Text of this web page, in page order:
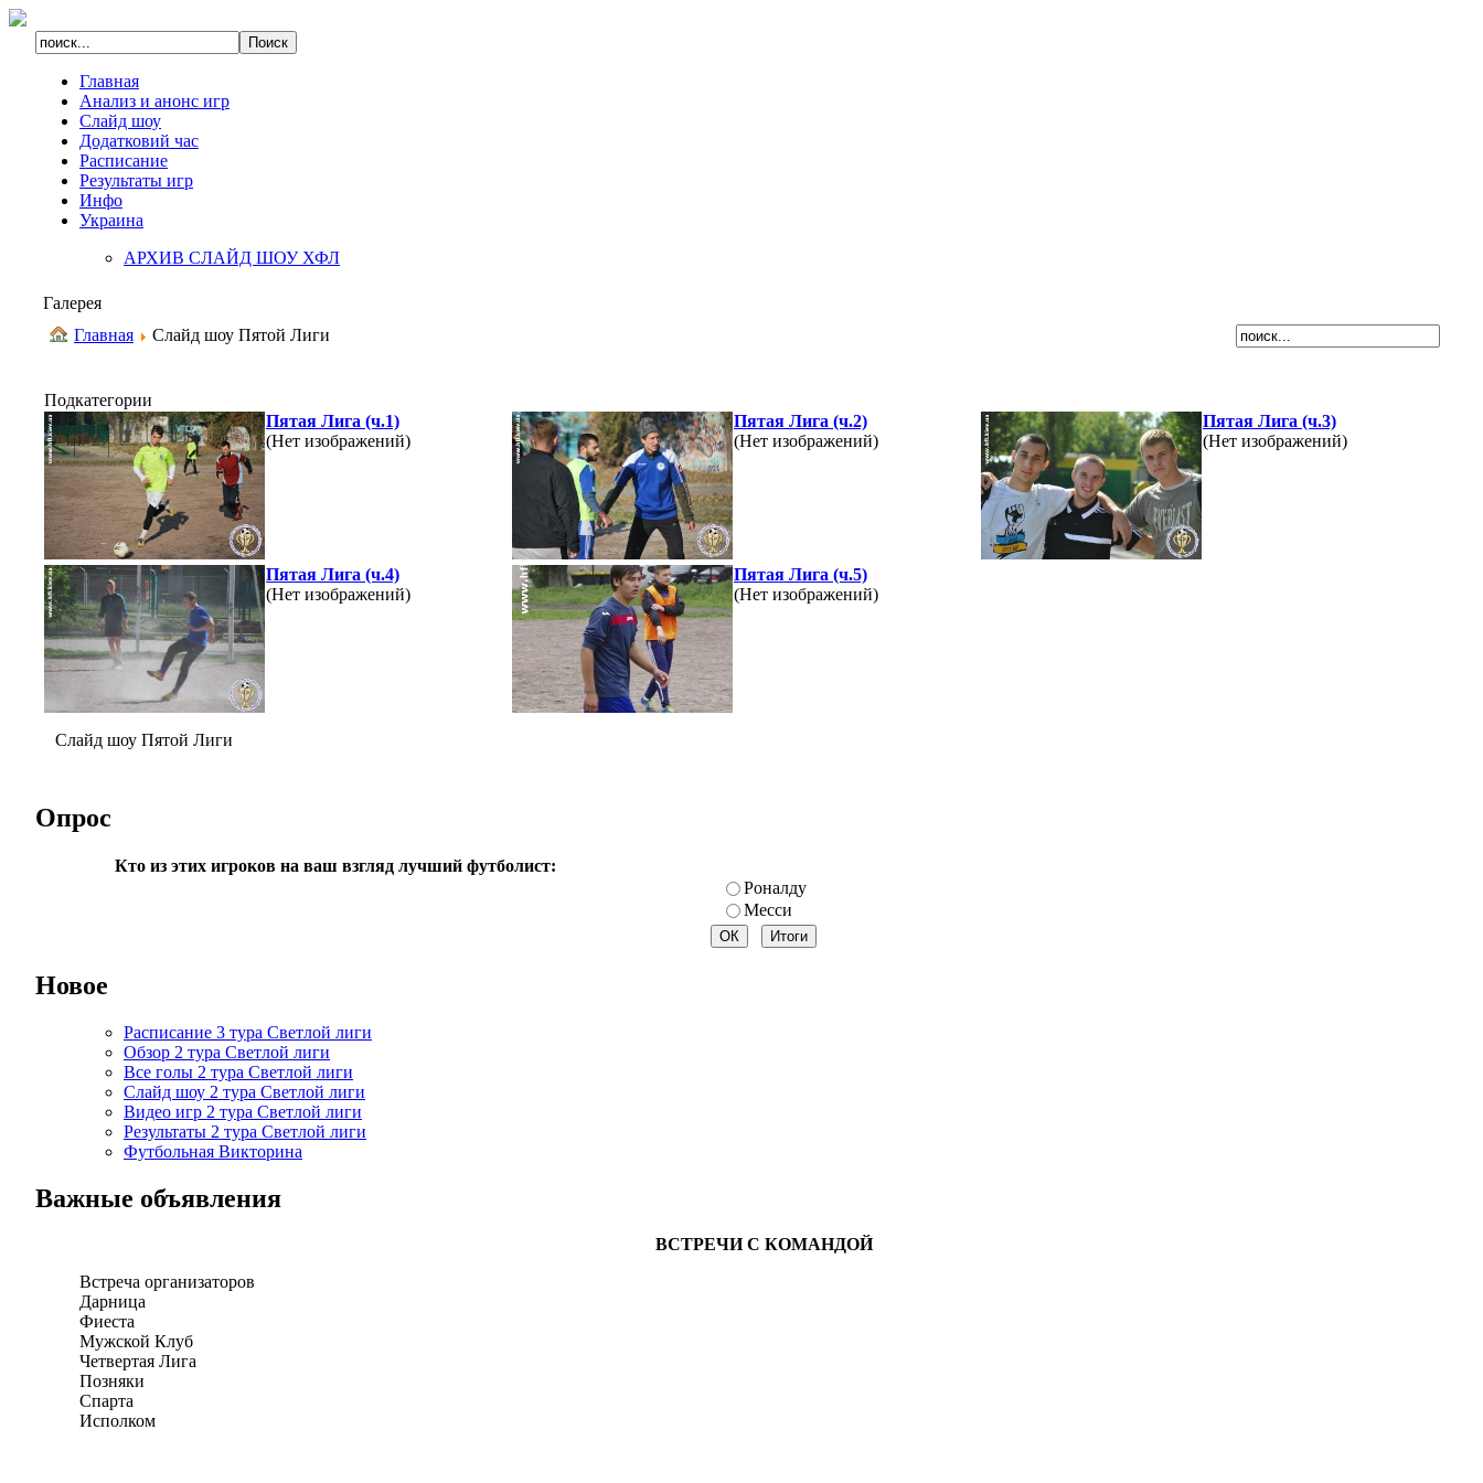
Главная
Анализ и анонс игр
Слайд шоу
Додатковий час
Расписание
Результаты игр
Инфо
Украина
АРХИВ СЛАЙД ШОУ ХФЛ
Галерея
Главная
Слайд шоу Пятой Лиги
Подкатегории
Пятая Лига (ч.1)
(Нет изображений)
Пятая Лига (ч.2)
(Нет изображений)
Пятая Лига (ч.3)
(Нет изображений)
Пятая Лига (ч.4)
(Нет изображений)
Пятая Лига (ч.5)
(Нет изображений)
Слайд шоу Пятой Лиги
Опрос
Кто из этих игроков на ваш взгляд лучший футболист:
Роналду
Месси
Новое
Расписание 3 тура Светлой лиги
Обзор 2 тура Светлой лиги
Все голы 2 тура Светлой лиги
Слайд шоу 2 тура Светлой лиги
Видео игр 2 тура Светлой лиги
Результаты 2 тура Светлой лиги
Футбольная Викторина
Важные объявления
ВСТРЕЧИ С КОМАНДОЙ
Встреча организаторов
Дарница
Фиеста
Мужской Клуб
Четвертая Лига
Позняки
Спарта
Исполком